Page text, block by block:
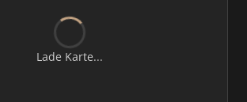
Lade Karte...